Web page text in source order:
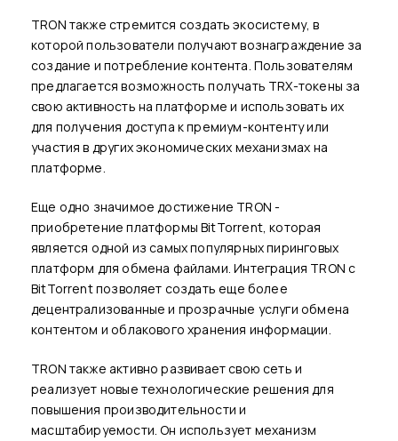
TRON также стремится создать экосистему, в
которой пользователи получают вознаграждение за
создание и потребление контента. Пользователям
предлагается возможность получать TRX-токены за
свою активность на платформе и использовать их
для получения доступа к премиум-контенту или
участия в других экономических механизмах на
платформе.
Еще одно значимое достижение TRON -
приобретение платформы BitTorrent, которая
является одной из самых популярных пиринговых
платформ для обмена файлами. Интеграция TRON с
BitTorrent позволяет создать еще более
децентрализованные и прозрачные услуги обмена
контентом и облакового хранения информации.
TRON также активно развивает свою сеть и
реализует новые технологические решения для
повышения производительности и
масштабируемости. Он использует механизм